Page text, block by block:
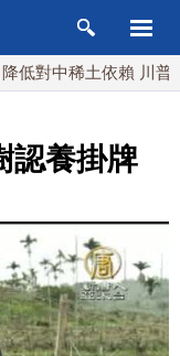
中稀土依賴 川普宣布
認養掛牌